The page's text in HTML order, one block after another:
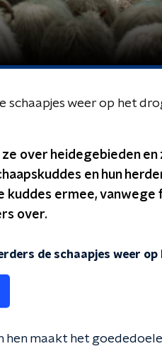
schaapjes weer op het
over heidegebieden
en hun
ermee, vanwege
over.
de schaapjes weer op
hen maakt het